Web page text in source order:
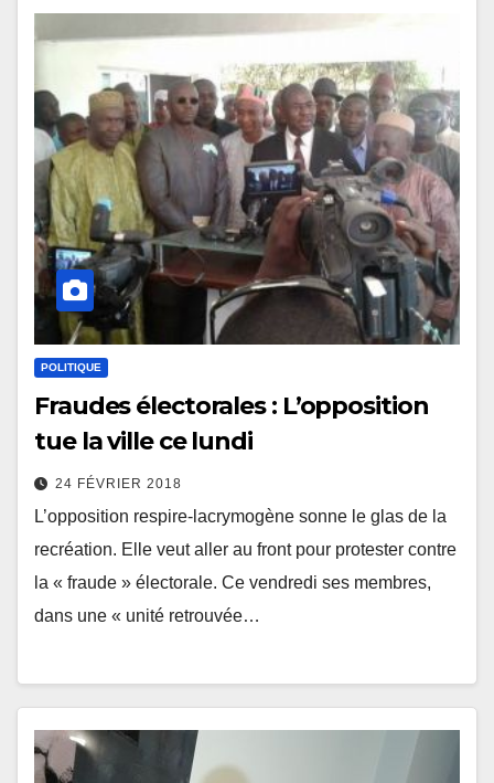
POLITIQUE
Fraudes électorales : L’opposition
tue la ville ce lundi
24 FÉVRIER 2018
L’opposition respire-lacrymogène sonne le glas de la
recréation. Elle veut aller au front pour protester contre
la « fraude » électorale. Ce vendredi ses membres,
dans une « unité retrouvée…